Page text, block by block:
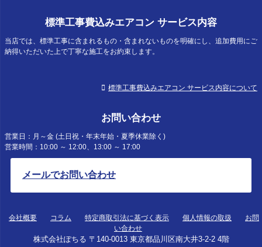
標準工事費込みエアコン サービス内容
当店では、標準工事に含まれるもの・含まれないものを明確にし、追加費用にご
納得いただいた上で丁寧な施工をお約束します。
標準工事費込みエアコン サービス内容について
お問い合わせ
営業日：月～金 (土日祝・年末年始・夏季休業除く)
営業時間：10:00 ～ 12:00、13:00 ～ 17:00
メールでお問い合わせ
会社概要 コラム 特定商取引法に基づく表示 個人情報の取扱
お問
い合わせ
株式会社ぽちる 〒140-0013 東京都品川区南大井3-2-2 4階